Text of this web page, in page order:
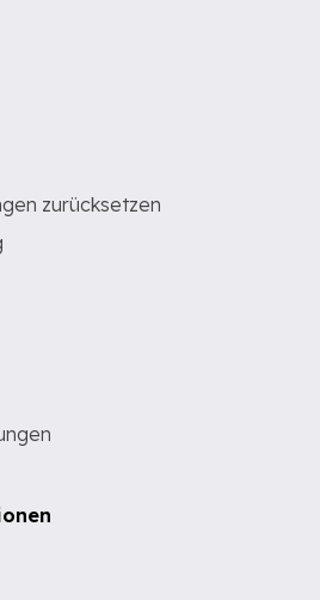
zurücksetzen